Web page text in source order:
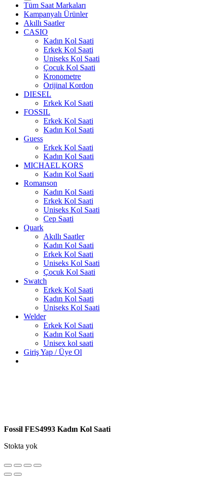
Tüm Saat Markaları
Kampanyalı Ürünler
Akıllı Saatler
CASIO
Kadın Kol Saati
Erkek Kol Saati
Uniseks Kol Saati
Çocuk Kol Saati
Kronometre
Orijinal Kordon
DIESEL
Erkek Kol Saati
FOSSIL
Erkek Kol Saati
Kadın Kol Saati
Guess
Erkek Kol Saati
Kadın Kol Saati
MICHAEL KORS
Kadın Kol Saati
Romanson
Kadın Kol Saati
Erkek Kol Saati
Uniseks Kol Saati
Cep Saati
Quark
Akıllı Saatler
Kadın Kol Saati
Erkek Kol Saati
Uniseks Kol Saati
Çocuk Kol Saati
Swatch
Erkek Kol Saati
Kadın Kol Saati
Uniseks Kol Saati
Welder
Erkek Kol Saati
Kadın Kol Saati
Unisex kol saati
Giriş Yap / Üye Ol
Fossil FES4993 Kadın Kol Saati
Stokta yok